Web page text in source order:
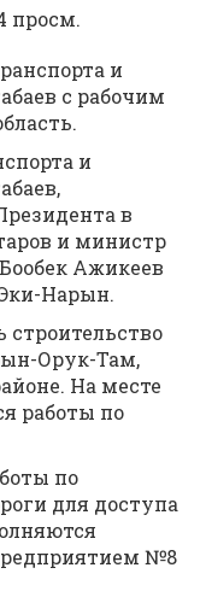
просм.
и
с рабочим
и
в
и министр
Ажикеев
Нарын.
Орук-Там,
На месте
работы по
по
для доступа
№8